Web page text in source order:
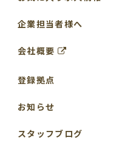
企業担当者様へ
会社概要
登録拠点
お知らせ
スタッフブログ